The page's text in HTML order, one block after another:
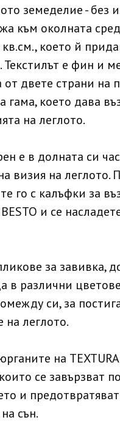
земеделие - без
към околната
което й
Текстилът е фин и
двете страни на
гама, което дава
на леглото.
е в долната си
визия на леглото.
го с калъфки за
и се
за завивка,
в различни
си, за
на леглото.
на
се завързват
и предотвратяват
сън.